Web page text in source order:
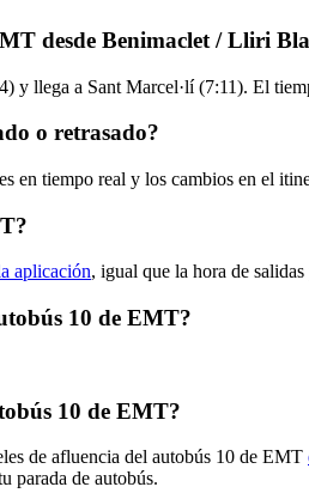
desde Benimaclet / Lliri
llega a Sant Marcel·lí (7:11). El
o retrasado?
en tiempo real y los cambios en el
aplicación, igual que la hora de
10 de EMT?
10 de EMT?
de afluencia del autobús 10 de EMT
parada de autobús.